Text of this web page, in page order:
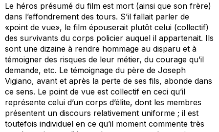
Le héros présumé du film est mort (ainsi que son frère)
dans l’effondrement des tours. S’il fallait parler de
«point de vue», le film épouserait plutôt celui (collectif)
des survivants du corps policier auquel il appartenait. Ils
sont une dizaine à rendre hommage au disparu et à
témoigner des risques de leur métier, du courage qu’il
demande, etc. Le témoignage du père de Joseph
Vigiano, avant et après la perte de ses fils, abonde dans
ce sens. Le point de vue est collectif en ceci qu’il
représente celui d’un corps d’élite, dont les membres
présentent un discours relativement uniforme ; il est
toutefois individuel en ce qu’il moment commente très